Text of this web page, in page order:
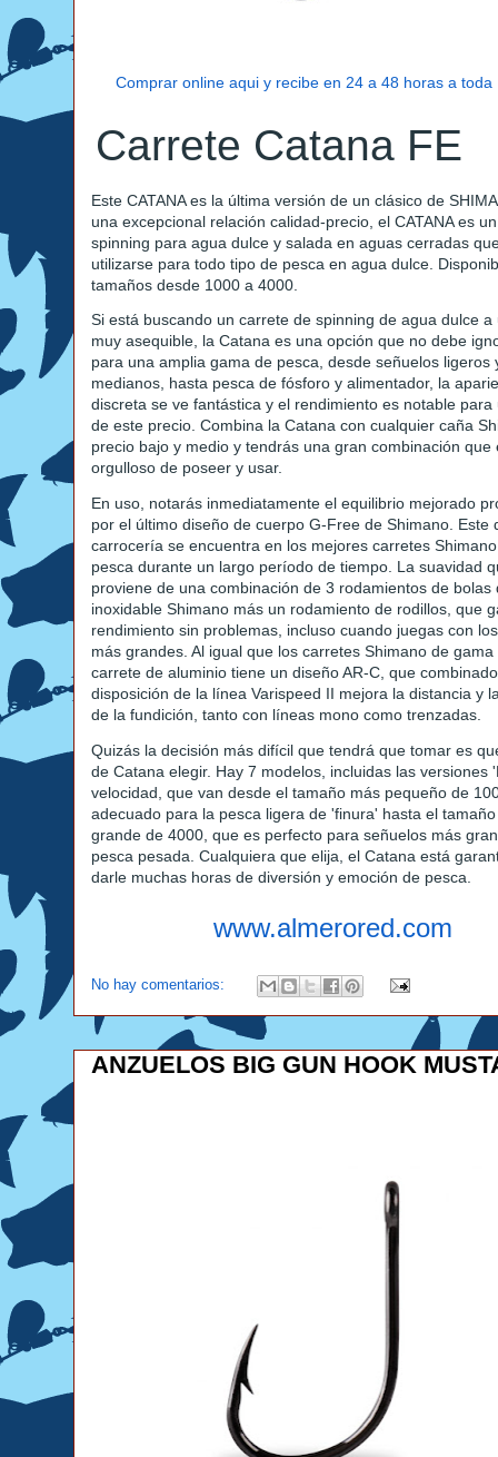
Comprar online aqui y recibe en 24 a 48 horas a toda
Carrete Catana FE
Este CATANA es la última versión de un clásico de
una excepcional relación calidad-precio, el CATANA es
spinning para agua dulce y salada en aguas cerradas
utilizarse para todo tipo de pesca en agua dulce.
tamaños desde 1000 a 4000.
Si está buscando un carrete de spinning de agua dulce a
muy asequible, la Catana es una opción que no debe
para una amplia gama de pesca, desde señuelos ligeros
medianos, hasta pesca de fósforo y alimentador, la
discreta se ve fantástica y el rendimiento es notable para
de este precio. Combina la Catana con cualquier caña
precio bajo y medio y tendrás una gran combinación que
orgulloso de poseer y usar.
En uso, notarás inmediatamente el equilibrio mejorado
por el último diseño de cuerpo G-Free de Shimano. Este
carrocería se encuentra en los mejores carretes
pesca durante un largo período de tiempo. La suavidad
proviene de una combinación de 3 rodamientos de bolas
inoxidable Shimano más un rodamiento de rodillos, que
rendimiento sin problemas, incluso cuando juegas con
más grandes. Al igual que los carretes Shimano de gama
carrete de aluminio tiene un diseño AR-C, que
disposición de la línea Varispeed II mejora la distancia y
de la fundición, tanto con líneas mono como trenzadas.
Quizás la decisión más difícil que tendrá que tomar es
de Catana elegir. Hay 7 modelos, incluidas las versiones
velocidad, que van desde el tamaño más pequeño de
adecuado para la pesca ligera de 'finura' hasta el
grande de 4000, que es perfecto para señuelos más
pesca pesada. Cualquiera que elija, el Catana está
darle muchas horas de diversión y emoción de pesca.
www.almerored.com
No hay comentarios:
ANZUELOS BIG GUN HOOK